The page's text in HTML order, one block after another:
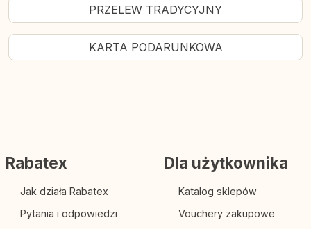
PRZELEW TRADYCYJNY
KARTA PODARUNKOWA
Rabatex
Jak działa Rabatex
Pytania i odpowiedzi
Dla użytkownika
Katalog sklepów
Vouchery zakupowe